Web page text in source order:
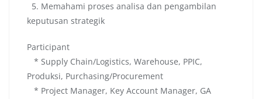
5. Memahami proses analisa dan pengambilan
keputusan strategik
Participant
* Supply Chain/Logistics, Warehouse, PPIC,
Produksi, Purchasing/Procurement
* Project Manager, Key Account Manager, GA